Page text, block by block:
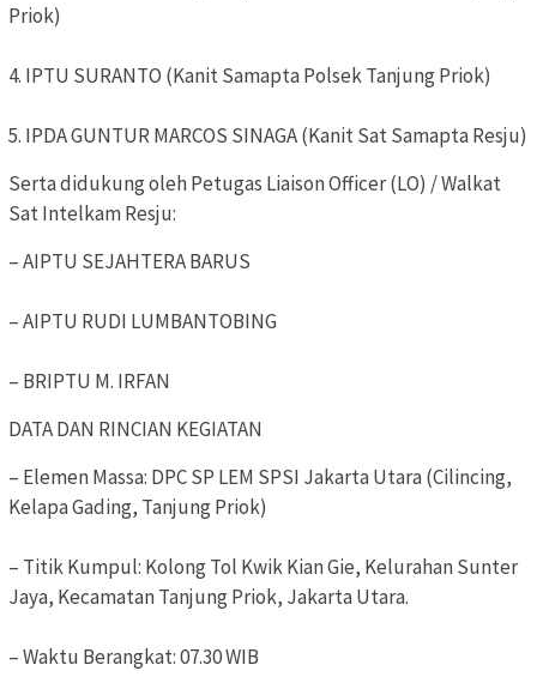
Priok)
4. IPTU SURANTO (Kanit Samapta Polsek Tanjung Priok)
5. IPDA GUNTUR MARCOS SINAGA (Kanit Sat Samapta Resju)
Serta didukung oleh Petugas Liaison Officer (LO) / Walkat
Sat Intelkam Resju:
– AIPTU SEJAHTERA BARUS
– AIPTU RUDI LUMBANTOBING
– BRIPTU M. IRFAN
DATA DAN RINCIAN KEGIATAN
– Elemen Massa: DPC SP LEM SPSI Jakarta Utara (Cilincing,
Kelapa Gading, Tanjung Priok)
– Titik Kumpul: Kolong Tol Kwik Kian Gie, Kelurahan Sunter
Jaya, Kecamatan Tanjung Priok, Jakarta Utara.
– Waktu Berangkat: 07.30 WIB